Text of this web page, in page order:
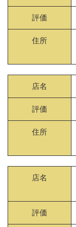
評価
住所
店名
評価
住所
店名
評価